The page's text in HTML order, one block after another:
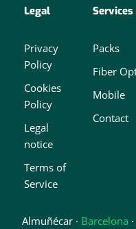
Legal
Privacy
Policy
Cookies
Policy
Legal
notice
Terms of
Service
Services
Packs
Fiber
Mobile
Contact
Almuñécar · Barcelona ·